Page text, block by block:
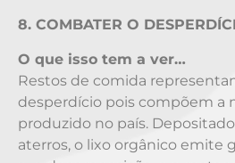
8. COMBATER O
O que isso tem a ver…
Restos de comida
desperdício pois compõem a
produzido no país.
aterros, o lixo orgânico emite